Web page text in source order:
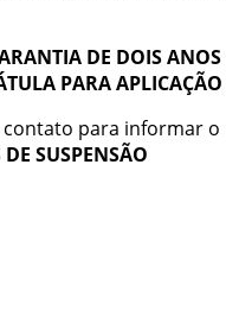
DE DOIS ANOS
PARA APLICAÇÃO
para informar o
SUSPENSÃO